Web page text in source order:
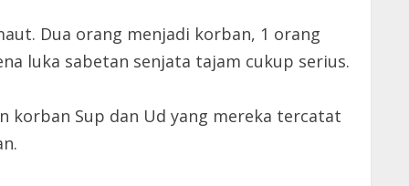
Dua orang menjadi korban, 1 orang
luka sabetan senjata tajam cukup serius.
korban Sup dan Ud yang mereka tercatat